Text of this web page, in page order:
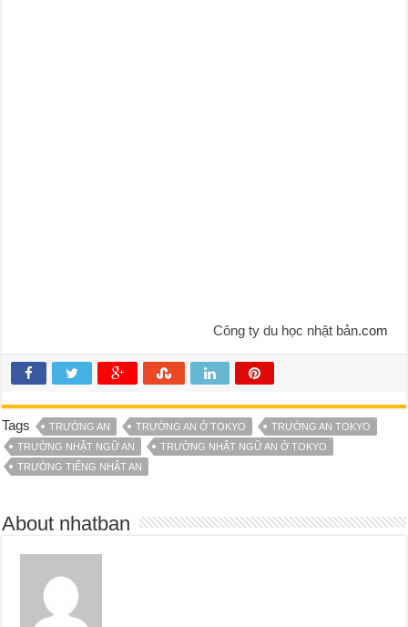
Công ty du học nhật bản.com
Tags TRƯỜNG AN TRƯỜNG AN Ở TOKYO
TRƯỜNG AN TOKYO
TRƯỜNG NHẬT NGỮ AN
TRƯỜNG NHẬT NGỮ AN Ở TOKYO
TRƯỜNG TIẾNG NHẬT AN
About nhatban